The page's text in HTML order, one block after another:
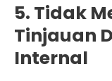
5. Tidak
Tinjauan
Internal